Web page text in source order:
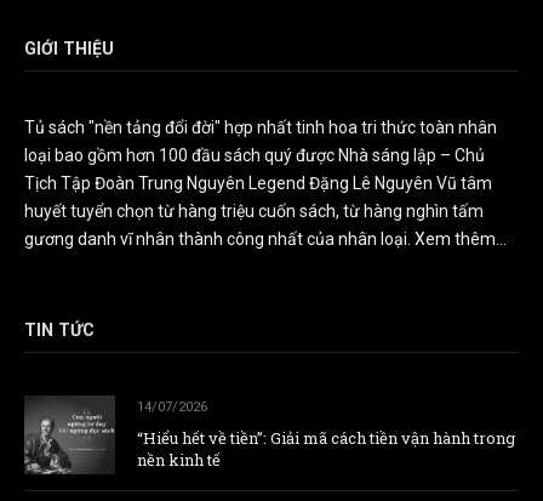
GIỚI THIỆU
Tủ sách "nền tảng đổi đời" hợp nhất tinh hoa tri thức toàn nhân
loại bao gồm hơn 100 đầu sách quý được Nhà sáng lập – Chủ
Tịch Tập Đoàn Trung Nguyên Legend Đặng Lê Nguyên Vũ tâm
huyết tuyển chọn từ hàng triệu cuốn sách, từ hàng nghìn tấm
gương danh vĩ nhân thành công nhất của nhân loại. Xem thêm...
TIN TỨC
14/07/2026
“Hiểu hết về tiền”: Giải mã cách tiền vận hành trong
nền kinh tế